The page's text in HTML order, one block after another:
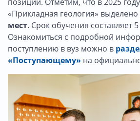
«Прикладная геология» выделено
мест. Срок обучения составляет 5
Ознакомиться с подробной
поступлению в вуз можно в
«Поступающему» на